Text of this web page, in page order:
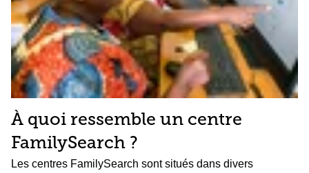
À quoi ressemble un centre
FamilySearch ?
Les centres FamilySearch sont situés dans divers